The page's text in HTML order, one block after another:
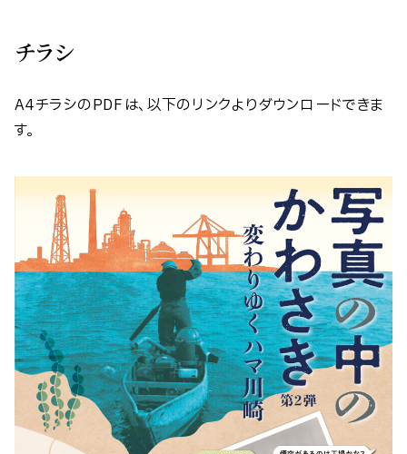
チラシ
A4チラシのPDFは、以下のリンクよりダウンロードできま
す。